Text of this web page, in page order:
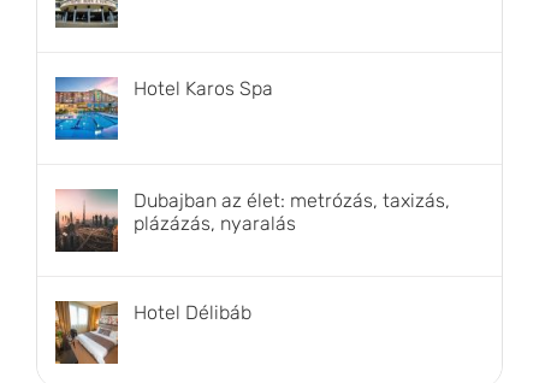
Hotel Karos Spa
Dubajban az élet: metrózás, taxizás,
plázázás, nyaralás
Hotel Délibáb